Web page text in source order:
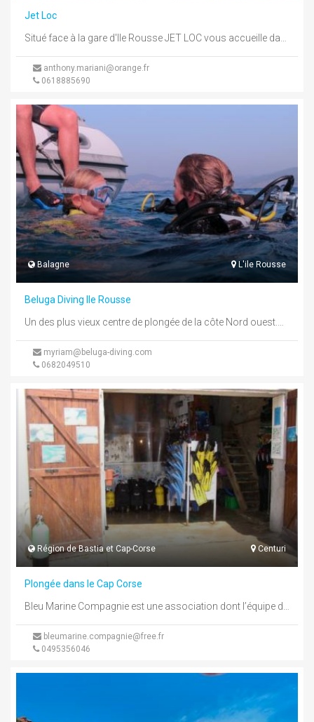
Jet Loc
anthony.mariani@orange.fr
0618885690
Balagne L'ile Rousse
Beluga Diving Ile Rousse
myriam@beluga-diving.com
0682049510
Région de Bastia et Cap-Corse Centuri
Plongée dans le Cap Corse
bleumarine.compagnie@free.fr
0495356046